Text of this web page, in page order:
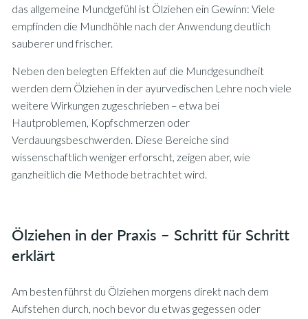
das allgemeine Mundgefühl ist Ölziehen ein Gewinn: Viele
empfinden die Mundhöhle nach der Anwendung deutlich
sauberer und frischer.
Neben den belegten Effekten auf die Mundgesundheit
werden dem Ölziehen in der ayurvedischen Lehre noch viele
weitere Wirkungen zugeschrieben – etwa bei
Hautproblemen, Kopfschmerzen oder
Verdauungsbeschwerden. Diese Bereiche sind
wissenschaftlich weniger erforscht, zeigen aber, wie
ganzheitlich die Methode betrachtet wird.
Ölziehen in der Praxis – Schritt für Schritt
erklärt
Am besten führst du Ölziehen morgens direkt nach dem
Aufstehen durch, noch bevor du etwas gegessen oder